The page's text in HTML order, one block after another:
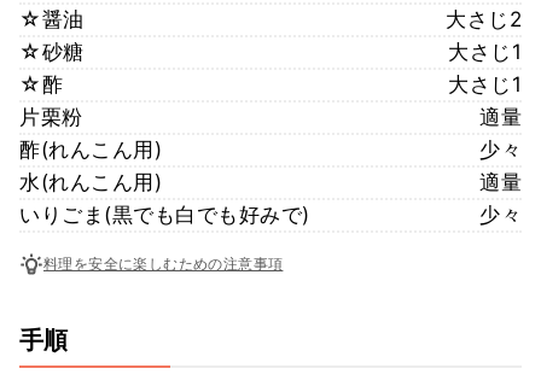
☆醤油
大さじ2
☆砂糖
大さじ1
☆酢
大さじ1
片栗粉
適量
酢(れんこん用)
少々
水(れんこん用)
適量
いりごま(黒でも白でも好みで)
少々
料理を安全に楽しむための注意事項
手順